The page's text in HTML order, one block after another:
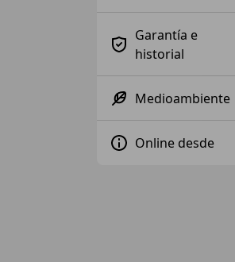
Garantía e
historial
Medioambiente
Online desde